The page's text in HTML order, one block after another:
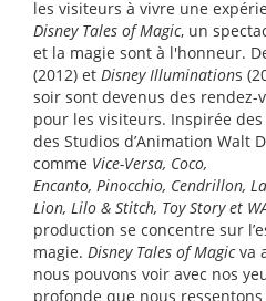
les visiteurs à vivre une
Disney Tales of Magic, un
et la magie sont à l'honneur.
(2012) et Disney Illuminations
soir sont devenus des rendez-
pour les visiteurs. Inspirée
des Studios d’Animation Walt
comme Vice-Versa, Coco,
Encanto, Pinocchio, Cendrillon,
Lion, Lilo & Stitch, Toy Story et
production se concentre sur
magie. Disney Tales of Magic va
nous pouvons voir avec nos
profonde que nous